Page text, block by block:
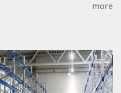
more